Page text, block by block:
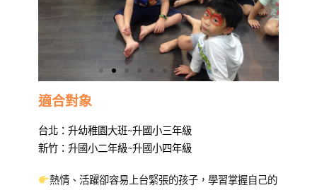
適合對象
台北：升幼稚園大班~升國小三年級
新竹：升國小二年級~升國小四年級
熱情、活躍卻容易上台緊張的孩子，學習掌握自己的